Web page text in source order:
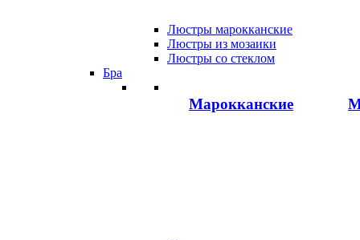
Люстры марокканские
Люстры из мозаики
Люстры со стеклом
Бра
Марокканские